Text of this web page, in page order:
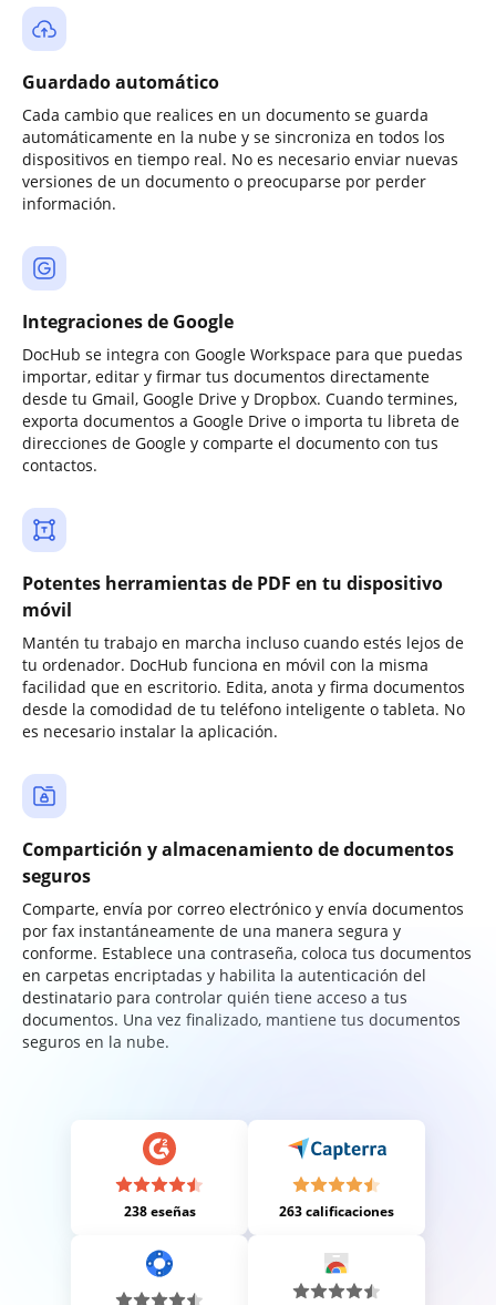
Guardado automático
Cada cambio que realices en un documento se guarda
automáticamente en la nube y se sincroniza en todos los
dispositivos en tiempo real. No es necesario enviar nuevas
versiones de un documento o preocuparse por perder
información.
Integraciones de Google
DocHub se integra con Google Workspace para que puedas
importar, editar y firmar tus documentos directamente
desde tu Gmail, Google Drive y Dropbox. Cuando termines,
exporta documentos a Google Drive o importa tu libreta de
direcciones de Google y comparte el documento con tus
contactos.
Potentes herramientas de PDF en tu dispositivo
móvil
Mantén tu trabajo en marcha incluso cuando estés lejos de
tu ordenador. DocHub funciona en móvil con la misma
facilidad que en escritorio. Edita, anota y firma documentos
desde la comodidad de tu teléfono inteligente o tableta. No
es necesario instalar la aplicación.
Compartición y almacenamiento de documentos
seguros
Comparte, envía por correo electrónico y envía documentos
por fax instantáneamente de una manera segura y
conforme. Establece una contraseña, coloca tus documentos
en carpetas encriptadas y habilita la autenticación del
destinatario para controlar quién tiene acceso a tus
documentos. Una vez finalizado, mantiene tus documentos
seguros en la nube.
238 eseñas 263 calificaciones